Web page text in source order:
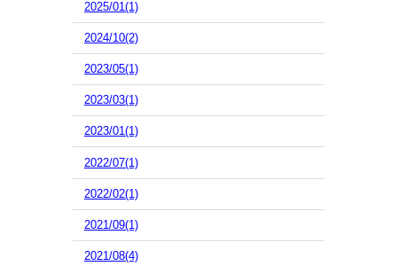
2025/01(1)
2024/10(2)
2023/05(1)
2023/03(1)
2023/01(1)
2022/07(1)
2022/02(1)
2021/09(1)
2021/08(4)